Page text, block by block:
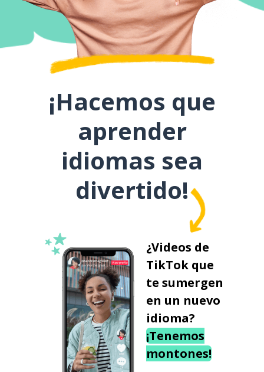
¡Hacemos que
aprender
idiomas sea
divertido!
¿Videos de
TikTok que
te sumergen
en un nuevo
idioma?
¡Tenemos
montones!